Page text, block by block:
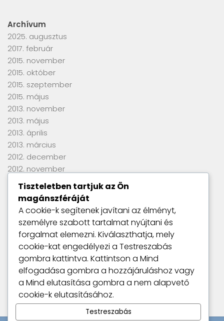
Archívum
2025. augusztus
2017. február
2015. november
2015. október
2015. szeptember
2015. május
2013. november
2013. május
2013. április
2013. március
2012. december
2012. november
2012. szeptember
2012. június
2012. április
2012. március
2012. január
2011. szeptember
Utolsó kommentek
Nincs megjeleníthető bejegyzés.
Tiszteletben tartjuk az Ön
magánszféráját
A cookie-k segítenek javítani az élményt,
személyre szabott tartalmat nyújtani és
forgalmat elemezni. Kiválaszthatja, mely
cookie-kat engedélyezi a Testreszabás
gombra kattintva. Kattintson a Mind
elfogadása gombra a hozzájáruláshoz vagy
a Mind elutasítása gombra a nem alapvető
cookie-k elutasításához.
Testreszabás